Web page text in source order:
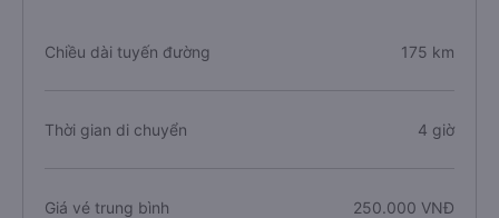
Chiều dài tuyến đường 175 km
Thời gian di chuyển 4 giờ
Giá vé trung bình 250.000 VNĐ